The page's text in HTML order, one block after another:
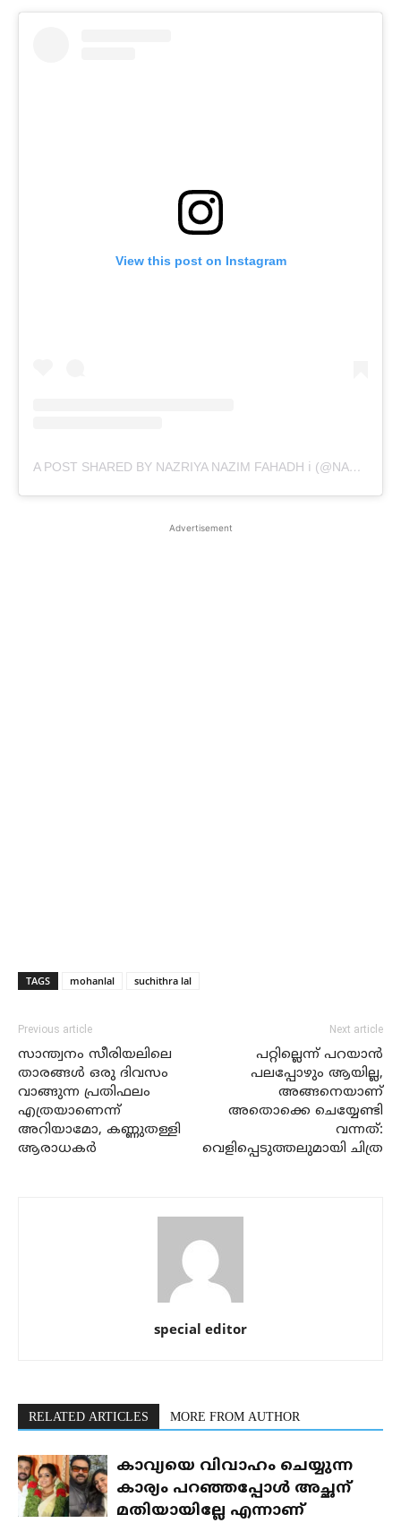
View this post on Instagram
A POST SHARED BY NAZRIYA NAZIM FAHADH ℹ (@NAZRIYAFAHADH._)
Advertisement
TAGS mohanlal suchithra lal
Previous article
സാന്ത്വനം സീരിയലിലെ
താരങ്ങൾ ഒരു ദിവസം
വാങ്ങുന്ന പ്രതിഫലം
എത്രയാണെന്ന്
അറിയാമോ, കണ്ണുതള്ളി
ആരാധകർ
Next article
പറ്റില്ലെന്ന് പറയാൻ
പലപ്പോഴും ആയില്ല,
അങ്ങനെയാണ്
അതൊക്കെ ചെയ്യേണ്ടി
വന്നത്:
വെളിപ്പെടുത്തലുമായി ചിത്ര
special editor
RELATED ARTICLES MORE FROM AUTHOR
കാവ്യയെ വിവാഹം ചെയ്യുന്ന
കാര്യം പറഞ്ഞപ്പോൾ അച്ഛന്
മതിയായില്ലേ എന്നാണ്